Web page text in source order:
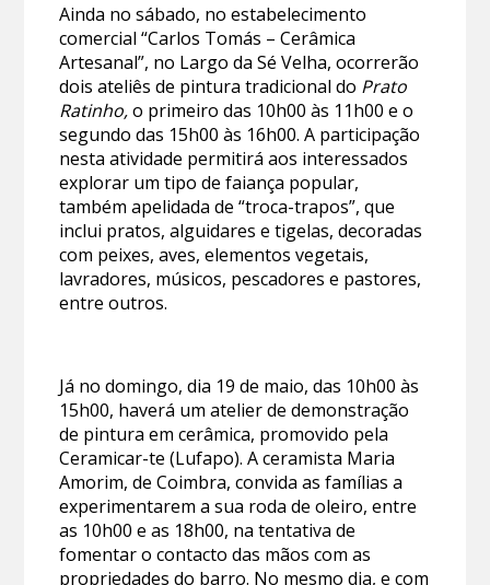
Ainda no sábado, no estabelecimento
comercial “Carlos Tomás – Cerâmica
Artesanal”, no Largo da Sé Velha, ocorrerão
dois ateliês de pintura tradicional do Prato
Ratinho,o primeiro das 10h00 às 11h00 e o
segundo das 15h00 às 16h00. A participação
nesta atividade permitirá aos interessados
explorar um tipo de faiança popular,
também apelidada de “troca-trapos”, que
inclui pratos, alguidares e tigelas, decoradas
com peixes, aves, elementos vegetais,
lavradores, músicos, pescadores e pastores,
entre outros.
Já no domingo, dia 19 de maio, das 10h00 às
15h00, haverá um atelier de demonstração
de pintura em cerâmica, promovido pela
Ceramicar-te (Lufapo). A ceramista Maria
Amorim, de Coimbra, convida as famílias a
experimentarem a sua roda de oleiro, entre
as 10h00 e as 18h00, na tentativa de
fomentar o contacto das mãos com as
propriedades do barro. No mesmo dia, e com